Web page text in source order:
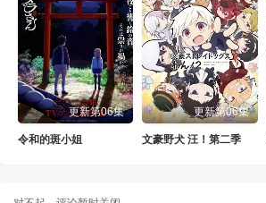
更新第06集
令和的斑小姐
更新第06集
文豪野犬 汪！第二季